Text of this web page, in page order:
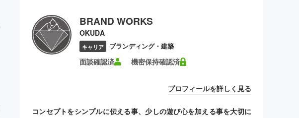
BRAND WORKS
OKUDA
キャリア ブランディング・建築
面談確認済 機密保持確認済
プロフィールを詳しく見る
コンセプトをシンプルに伝える事、少しの遊び心を加える事を大切に